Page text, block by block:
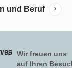
und Beruf
Wir freuen uns
auf Ihren